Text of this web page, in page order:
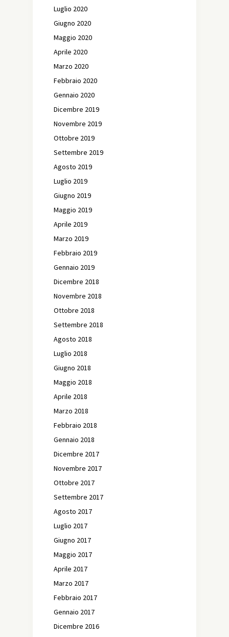
Luglio 2020
Giugno 2020
Maggio 2020
Aprile 2020
Marzo 2020
Febbraio 2020
Gennaio 2020
Dicembre 2019
Novembre 2019
Ottobre 2019
Settembre 2019
Agosto 2019
Luglio 2019
Giugno 2019
Maggio 2019
Aprile 2019
Marzo 2019
Febbraio 2019
Gennaio 2019
Dicembre 2018
Novembre 2018
Ottobre 2018
Settembre 2018
Agosto 2018
Luglio 2018
Giugno 2018
Maggio 2018
Aprile 2018
Marzo 2018
Febbraio 2018
Gennaio 2018
Dicembre 2017
Novembre 2017
Ottobre 2017
Settembre 2017
Agosto 2017
Luglio 2017
Giugno 2017
Maggio 2017
Aprile 2017
Marzo 2017
Febbraio 2017
Gennaio 2017
Dicembre 2016